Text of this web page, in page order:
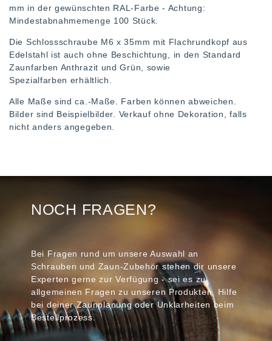
mm in der gewünschten RAL-Farbe - Achtung:
Mindestabnahmemenge 100 Stück.
Die Schlossschraube M6 x 35mm mit Flachrundkopf aus
Edelstahl ist auch ohne Beschichtung, in den Standard
Zaunfarben Anthrazit und Grün, sowie
Spezialfarben erhältlich.
Alle Maße sind ca.-Maße. Farben können abweichen.
Bilder sind Beispielbilder. Verkauf ohne Dekoration, falls
nicht anders angegeben.
NOCH FRAGEN?
Bei Fragen rund um unsere Auswahl an
Schrauben und Zaun-Zubehör stehen dir unsere
Experten gerne zur Verfügung - sei es zu
allgemeinen Fragen zu unseren Produkten, Hilfe
bei deiner Zaunplanung oder Unklarheiten beim
Bestellprozess.